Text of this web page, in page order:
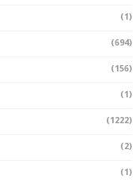
(1)
(694)
(156)
(1)
(1222)
(2)
(1)